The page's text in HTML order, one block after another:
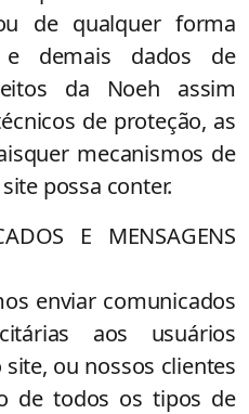
de qualquer forma
demais dados de
da Noeh assim
de proteção, as
mecanismos de
possa conter.
E MENSAGENS
enviar comunicados
aos usuários
ou nossos clientes
de todos os tipos de